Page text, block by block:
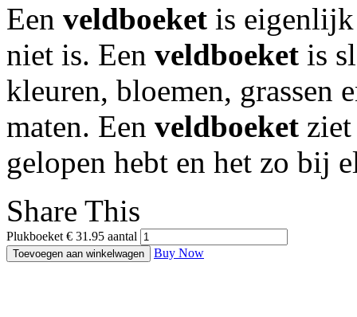
Een veldboeket is
niet is. Een veldboeket is
kleuren, bloemen, grassen
maten. Een veldboeket
gelopen hebt en het zo bij
Share This
Plukboeket € 31.95 aantal
Toevoegen aan winkelwagen Buy Now